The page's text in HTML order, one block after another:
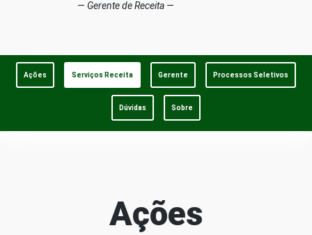
Gerente de Receita
Ações Serviços Receita Gerente Processos Seletivos
Dúvidas Sobre
Ações